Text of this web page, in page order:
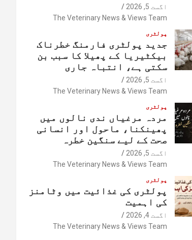
اگست 5, 2026
The Veterinary News & Views Team
پولٹری
جدید پولٹری فارمنگ خطرناک
بیکٹیریا کے پھیلا کا سبب بن
سکتی ہے، انتباہ جاری
اگست 5, 2026
The Veterinary News & Views Team
پولٹری
مردہ مرغیاں ندی نالوں میں
پھینکنا، ماحول اور انسانی
صحت کے لیے سنگین خطرہ
اگست 5, 2026
The Veterinary News & Views Team
پولٹری
پولٹری کی غذائیت میں وٹامنز
کی اہمیت
اگست 4, 2026
The Veterinary News & Views Team